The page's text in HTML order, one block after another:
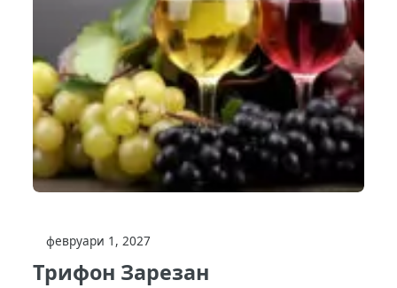
февруари 1, 2027
Трифон Зарезан